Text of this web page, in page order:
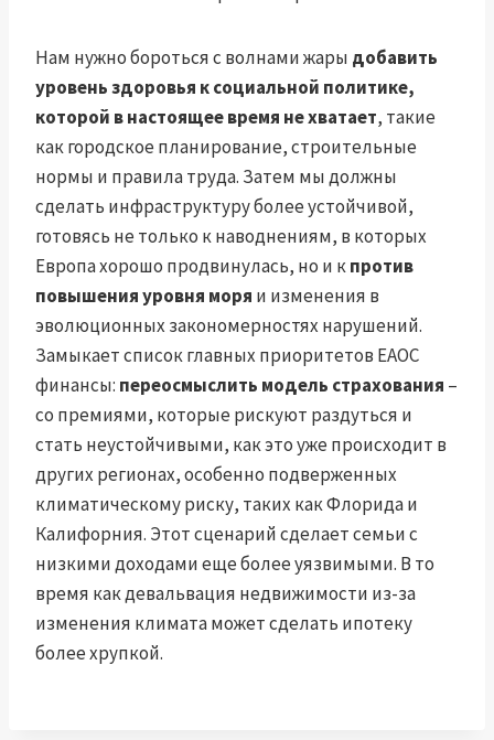
Нам нужно бороться с волнами жары добавить
уровень здоровья к социальной политике,
которой в настоящее время не хватает, такие
как городское планирование, строительные
нормы и правила труда. Затем мы должны
сделать инфраструктуру более устойчивой,
готовясь не только к наводнениям, в которых
Европа хорошо продвинулась, но и кпротив
повышения уровня моря и изменения в
эволюционных закономерностях нарушений.
Замыкает список главных приоритетов ЕАОС
финансы: переосмыслить модель страхования –
со премиями, которые рискуют раздуться и
стать неустойчивыми, как это уже происходит в
других регионах, особенно подверженных
климатическому риску, таких как Флорида и
Калифорния. Этот сценарий сделает семьи с
низкими доходами еще более уязвимыми. В то
время как девальвация недвижимости из-за
изменения климата может сделать ипотеку
более хрупкой.